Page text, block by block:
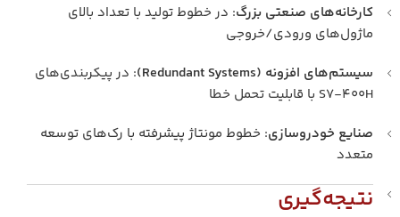
کارخانه‌های صنعتی بزرگ: در خطوط تولید با تعداد بالای
ماژول‌های ورودی/خروجی
سیستم‌های افزونه (Redundant Systems)
: در پیکربندی‌های
S7-400H با قابلیت تحمل خطا
صنایع خودروسازی: خطوط مونتاژ پیشرفته با رک‌های توسعه
متعدد
نتیجه‌گیری